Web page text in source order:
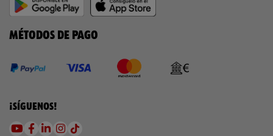
MÉTODOS DE PAGO
¡SÍGUENOS!